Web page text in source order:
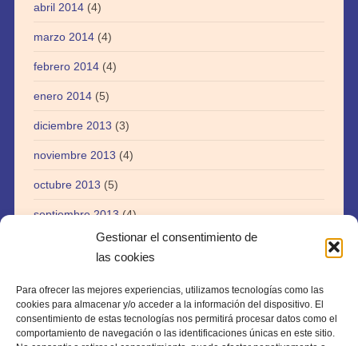
Gestionar el consentimiento de
las cookies
Para ofrecer las mejores experiencias, utilizamos tecnologías como las
cookies para almacenar y/o acceder a la información del dispositivo. El
consentimiento de estas tecnologías nos permitirá procesar datos como el
comportamiento de navegación o las identificaciones únicas en este sitio.
abril 2014(4)
marzo 2014(4)
febrero 2014(4)
enero 2014(5)
diciembre 2013 (3)
noviembre 2013 (4)
octubre 2013 (5)
septiembre 2013(4)
(5)
abril 2013(1)
agosto 2012(1)